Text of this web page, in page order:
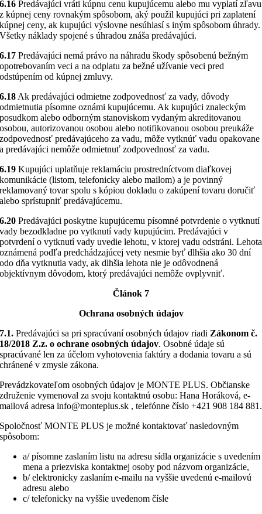
6.16 Predávajúci vráti kúpnu cenu kupujúcemu alebo mu vyplatí zľavu
z kúpnej ceny rovnakým spôsobom, aký použil kupujúci pri zaplatení
kúpnej ceny, ak kupujúci výslovne nesúhlasí s iným spôsobom úhrady.
Všetky náklady spojené s úhradou znáša predávajúci.
6.17 Predávajúci nemá právo na náhradu škody spôsobenú bežným
opotrebovaním veci a na odplatu za bežné užívanie veci pred
odstúpením od kúpnej zmluvy.
6.18 Ak predávajúci odmietne zodpovednosť za vady, dôvody
odmietnutia písomne oznámi kupujúcemu. Ak kupujúci znaleckým
posudkom alebo odborným stanoviskom vydaným akreditovanou
osobou, autorizovanou osobou alebo notifikovanou osobou preukáže
zodpovednosť predávajúceho za vadu, môže vytknúť vadu opakovane
a predávajúci nemôže odmietnuť zodpovednosť za vadu.
6.19 Kupujúci uplatňuje reklamáciu prostredníctvom diaľkovej
komunikácie (listom, telefonicky alebo mailom) a je povinný
reklamovaný tovar spolu s kópiou dokladu o zakúpení tovaru doručiť
alebo sprístupniť predávajúcemu.
6.20 Predávajúci poskytne kupujúcemu písomné potvrdenie o vytknutí
vady bezodkladne po vytknutí vady kupujúcim. Predávajúci v
potvrdení o vytknutí vady uvedie lehotu, v ktorej vadu odstráni. Lehota
oznámená podľa predchádzajúcej vety nesmie byť dlhšia ako 30 dní
odo dňa vytknutia vady, ak dlhšia lehota nie je odôvodnená
objektívnym dôvodom, ktorý predávajúci nemôže ovplyvniť.
Článok 7
Ochrana osobných údajov
7.1. Predávajúci sa pri spracúvaní osobných údajov riadi Zákonom č.
18/2018 Z.z. o ochrane osobných údajov. Osobné údaje sú
spracúvané len za účelom vyhotovenia faktúry a dodania tovaru a sú
chránené v zmysle zákona.
Prevádzkovateľom osobných údajov je MONTE PLUS. Občianske
združenie vymenoval za svoju kontaktnú osobu: Hana Horáková, e-
mailová adresa info@monteplus.sk , telefónne číslo +421 908 184 881.
Spoločnosť MONTE PLUS je možné kontaktovať nasledovným
spôsobom:
a/ písomne zaslaním listu na adresu sídla organizácie s uvedením
mena a priezviska kontaktnej osoby pod názvom organizácie,
b/ elektronicky zaslaním e-mailu na vyššie uvedenú e-mailovú
adresu alebo
c/ telefonicky na vyššie uvedenom čísle